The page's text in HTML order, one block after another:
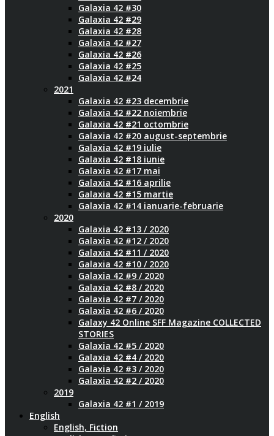
Galaxia 42 #30
Galaxia 42 #29
Galaxia 42 #28
Galaxia 42 #27
Galaxia 42 #26
Galaxia 42 #25
Galaxia 42 #24
2021
Galaxia 42 #23 decembrie
Galaxia 42 #22 noiembrie
Galaxia 42 #21 octombrie
Galaxia 42 #20 august-septembrie
Galaxia 42 #19 iulie
Galaxia 42 #18 iunie
Galaxia 42 #17 mai
Galaxia 42 #16 aprilie
Galaxia 42 #15 martie
Galaxia 42 #14 ianuarie-februarie
2020
Galaxia 42 #13 / 2020
Galaxia 42 #12 / 2020
Galaxia 42 #11 / 2020
Galaxia 42 #10 / 2020
Galaxia 42 #9 / 2020
Galaxia 42 #8 / 2020
Galaxia 42 #7 / 2020
Galaxia 42 #6 / 2020
Galaxy 42 Online SFF Magazine COLLECTED
STORIES
Galaxia 42 #5 / 2020
Galaxia 42 #4 / 2020
Galaxia 42 #3 / 2020
Galaxia 42 #2 / 2020
2019
Galaxia 42 #1 / 2019
English
English, Fiction